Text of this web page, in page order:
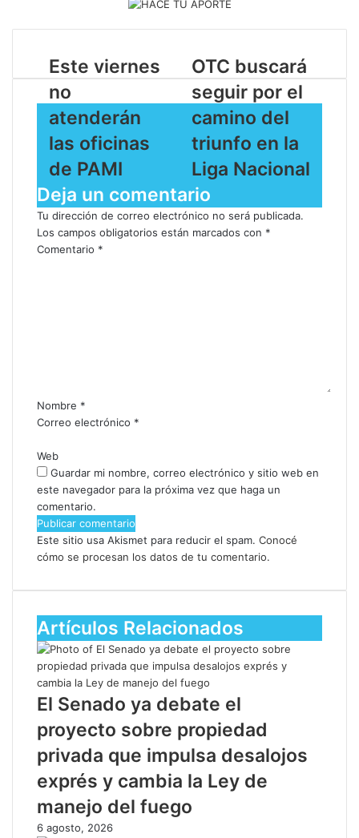
Este viernes
no
atenderán
las oficinas
de PAMI
OTC buscará
seguir por el
camino del
triunfo en la
Liga Nacional
Deja un comentario
Tu dirección de correo electrónico no será publicada.
Los campos obligatorios están marcados con *
Comentario *
Nombre *
Correo electrónico *
Web
Guardar mi nombre, correo electrónico y sitio web en
este navegador para la próxima vez que haga un
comentario.
Este sitio usa Akismet para reducir el spam. Conocé
cómo se procesan los datos de tu comentario.
Artículos Relacionados
El Senado ya debate el
proyecto sobre propiedad
privada que impulsa desalojos
exprés y cambia la Ley de
manejo del fuego
6 agosto, 2026